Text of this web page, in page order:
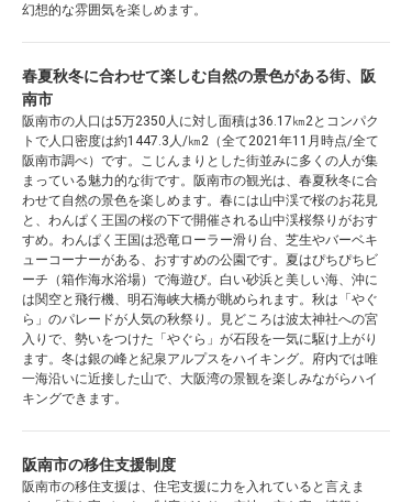
幻想的な雰囲気を楽しめます。
春夏秋冬に合わせて楽しむ自然の景色がある街、阪
南市
阪南市の人口は5万2350人に対し面積は36.17㎞2とコンパク
トで人口密度は約1447.3人/㎞2（全て2021年11月時点/全て
阪南市調べ）です。こじんまりとした街並みに多くの人が集
まっている魅力的な街です。阪南市の観光は、春夏秋冬に合
わせて自然の景色を楽しめます。春には山中渓で桜のお花見
と、わんぱく王国の桜の下で開催される山中渓桜祭りがおす
すめ。わんぱく王国は恐竜ローラー滑り台、芝生やバーベキ
ューコーナーがある、おすすめの公園です。夏はぴちぴちビ
ーチ（箱作海水浴場）で海遊び。白い砂浜と美しい海、沖に
は関空と飛行機、明石海峡大橋が眺められます。秋は「やぐ
ら」のパレードが人気の秋祭り。見どころは波太神社への宮
入りで、勢いをつけた「やぐら」が石段を一気に駆け上がり
ます。冬は銀の峰と紀泉アルプスをハイキング。府内では唯
一海沿いに近接した山で、大阪湾の景観を楽しみながらハイ
キングできます。
阪南市の移住支援制度
阪南市の移住支援は、住宅支援に力を入れていると言えま